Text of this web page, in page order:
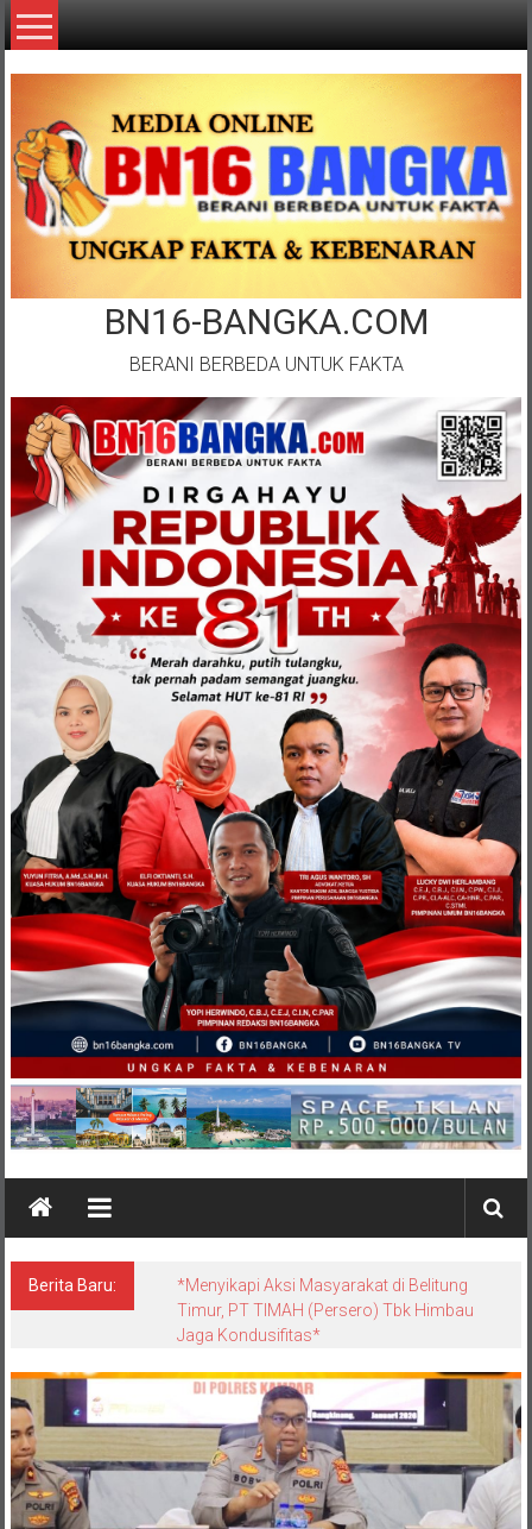
Lompat
ke
BN16-BANGKA.COM
BERANI BERBEDA UNTUK FAKTA
Berita Baru:
*Menyikapi Aksi Masyarakat di Belitung
Timur, PT TIMAH (Persero) Tbk Himbau
Jaga Kondusifitas*